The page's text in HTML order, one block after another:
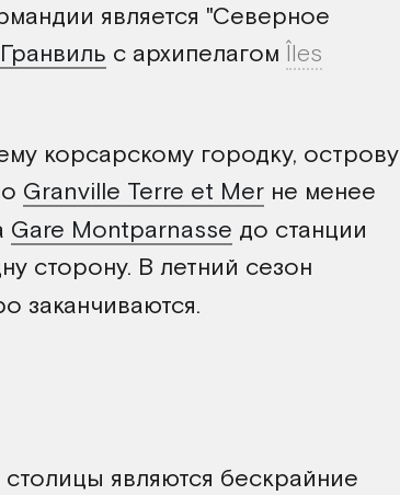
является "Северное
Гранвиль с архипелагом Îles
корсарскому городку, острову
Granville Terre et Mer не менее
Gare Montparnasse до станции
сторону. В летний сезон
заканчиваются.
являются бескрайние